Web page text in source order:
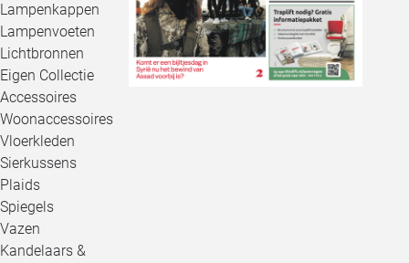
Lampenkappen
Lampenvoeten
Lichtbronnen
Eigen Collectie
Accessoires
Woonaccessoires
Vloerkleden
Sierkussens
Plaids
Spiegels
Vazen
Kandelaars &